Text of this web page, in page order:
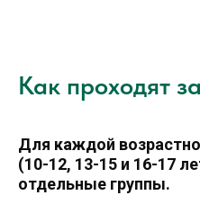
Как проходят
Для каждой
(10-12, 13-15 и 16-17
отдельные группы.